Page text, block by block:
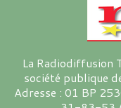
La Radiodiffusion
société publique
Adresse : 01 BP